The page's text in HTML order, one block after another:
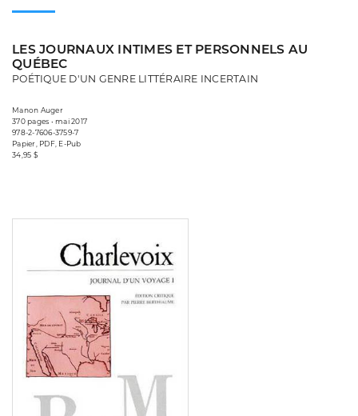
LES JOURNAUX INTIMES ET PERSONNELS AU
QUÉBEC
POÉTIQUE D'UN GENRE LITTÉRAIRE INCERTAIN
Manon Auger
370 pages • mai 2017
978-2-7606-3759-7
Papier, PDF, E-Pub
34,95 $